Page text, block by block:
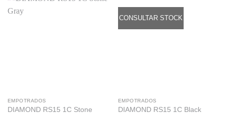
EMPOTRADOS
DIAMOND RS15 1C Stone
CONSULTAR STOCK
EMPOTRADOS
DIAMOND RS15 1C Black